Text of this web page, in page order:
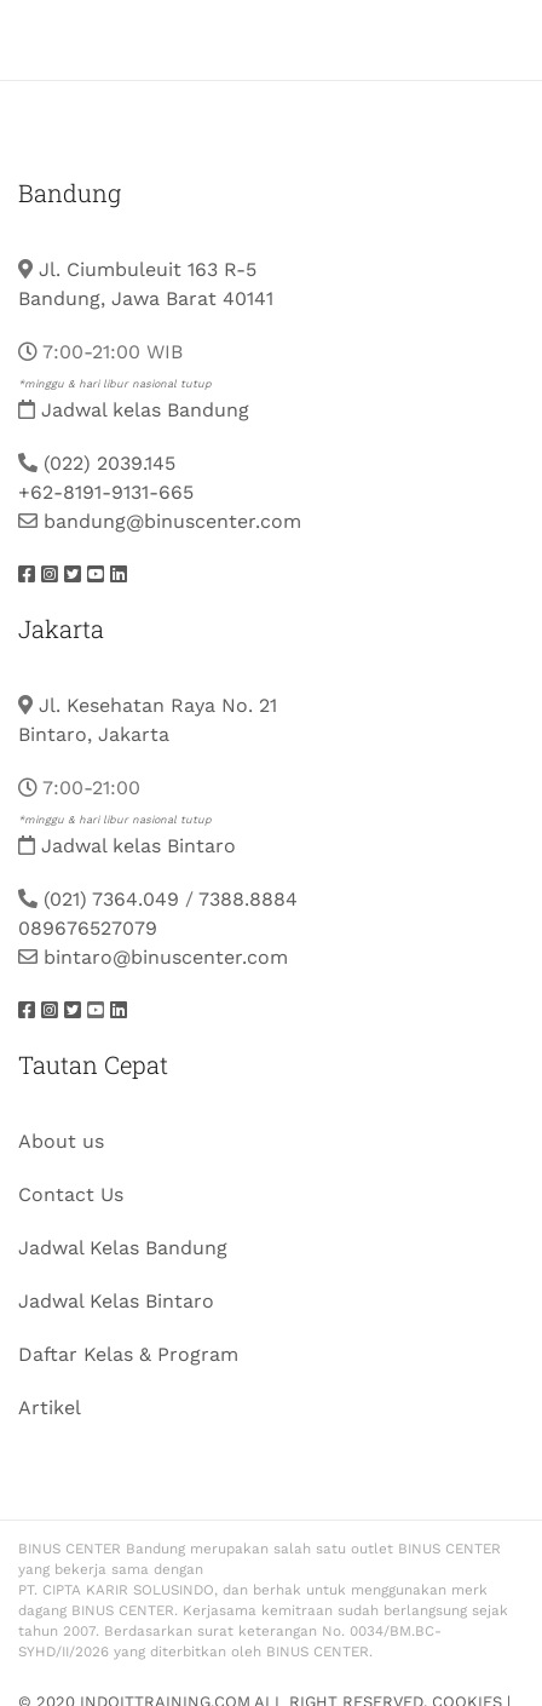
Bandung
Jl. Ciumbuleuit 163 R-5
Bandung, Jawa Barat 40141
7:00-21:00 WIB
*minggu & hari libur nasional tutup
Jadwal kelas Bandung
(022) 2039.145
+62-8191-9131-665
bandung@binuscenter.com
Jakarta
Jl. Kesehatan Raya No. 21
Bintaro, Jakarta
7:00-21:00
*minggu & hari libur nasional tutup
Jadwal kelas Bintaro
(021) 7364.049 / 7388.8884
089676527079
bintaro@binuscenter.com
Tautan Cepat
About us
Contact Us
Jadwal Kelas Bandung
Jadwal Kelas Bintaro
Daftar Kelas & Program
Artikel
BINUS CENTER Bandung merupakan salah satu outlet BINUS CENTER
yang bekerja sama dengan
PT. CIPTA KARIR SOLUSINDO, dan berhak untuk menggunakan merk
dagang BINUS CENTER. Kerjasama kemitraan sudah berlangsung sejak
tahun 2007. Berdasarkan surat keterangan No. 0034/BM.BC-
SYHD/II/2026 yang diterbitkan oleh BINUS CENTER.
© 2020 INDOITTRAINING.COM ALL RIGHT RESERVED. COOKIES |